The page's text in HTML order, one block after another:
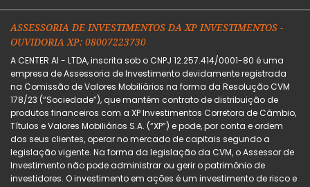
ASSESSORIA DE INVESTIMENTOS DA XP INVESTIMENTOS -
OUVIDORIA XP: 08007223730
A CENTER AI - LTDA, inscrita sob o CNPJ 12.257.414/0001-80 é uma
empresa de Assessoria de Investimento devidamente registrada
na Comissão de Valores Mobiliários na forma da Resolução CVM
178/23 (“Sociedade”), que mantém contrato de distribuição de
produtos financeiros com a XP Investimentos Corretora de Câmbio,
Títulos e Valores Mobiliários S.A. (“XP”) e pode, por conta e ordem
dos seus clientes, operar no mercado de capitais segundo a
legislação vigente. Na forma da legislação da CVM, o Assessor de
Investimento não pode administrar ou gerir o patrimônio de
investidores. O investimento em ações é um investimento de risco e